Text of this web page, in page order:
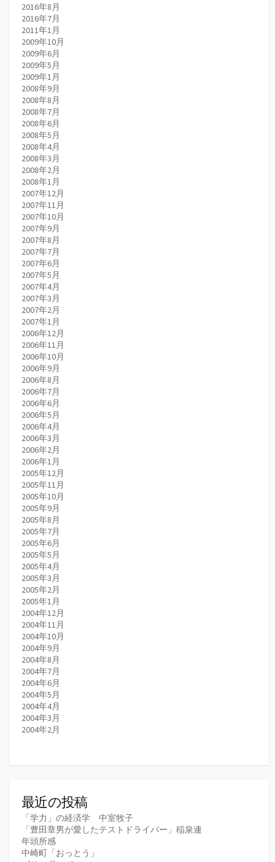
2016年8月
2016年7月
2011年1月
2009年10月
2009年6月
2009年5月
2009年1月
2008年9月
2008年8月
2008年7月
2008年6月
2008年5月
2008年4月
2008年3月
2008年2月
2008年1月
2007年12月
2007年11月
2007年10月
2007年9月
2007年8月
2007年7月
2007年6月
2007年5月
2007年4月
2007年3月
2007年2月
2007年1月
2006年12月
2006年11月
2006年10月
2006年9月
2006年8月
2006年7月
2006年6月
2006年5月
2006年4月
2006年3月
2006年2月
2006年1月
2005年12月
2005年11月
2005年10月
2005年9月
2005年8月
2005年7月
2005年6月
2005年5月
2005年4月
2005年3月
2005年2月
2005年1月
2004年12月
2004年11月
2004年10月
2004年9月
2004年8月
2004年7月
2004年6月
2004年5月
2004年4月
2004年3月
2004年2月
最近の投稿
「学力」の経済学 中室牧子
「豊田章男が愛したテストドライバー」稲泉連
年頭所感
中崎町「おっとう」